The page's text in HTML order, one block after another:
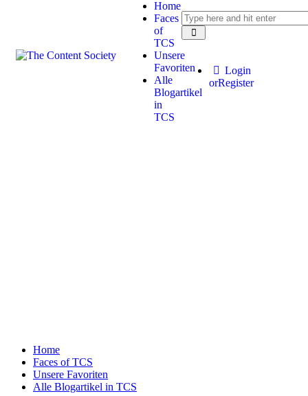
Home
Faces
of
TCS
Unsere
Favoriten
Alle
Blogartikel
in
TCS
Login
orRegister
Home
Faces of TCS
Unsere Favoriten
Alle Blogartikel in TCS
Tweets
akzeptieren
Sie
die